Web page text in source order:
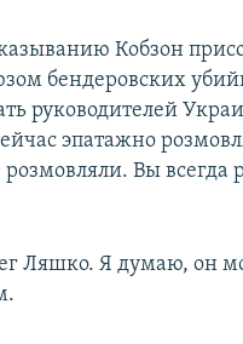
Кобзон
бендеровских
руководителей
эпатажно
Вы всегда
Ляшко. Я думаю, он